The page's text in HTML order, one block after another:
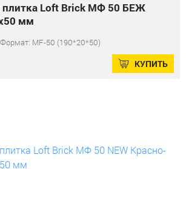
плитка Loft Brick МФ 50 БЕЖ
мм
Формат: MF-50 (190*20*50)
КУПИТЬ